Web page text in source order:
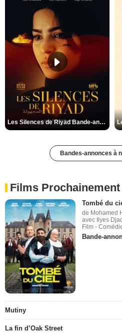
Les Silences de Riyad Bande-annonce VO STFR
Bandes-annonces à
Films
Tombé du
de Mohamed
avec Ilyes
Film -
Bande-
Mutiny
La fin d’Oak Street